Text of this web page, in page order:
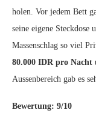
holen. Vor jedem Bett
seine eigene
Massenschlag so viel
80.000 IDR pro Nacht
Aussenbereich gab es
Bewertung: 9/10